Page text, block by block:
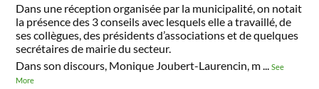
Dans une réception organisée par la municipalité, on notait
la présence des 3 conseils avec lesquels elle a travaillé, de
ses collègues, des présidents d’associations et de quelques
secrétaires de mairie du secteur.
Dans son discours, Monique Joubert-Laurencin, m...See
More